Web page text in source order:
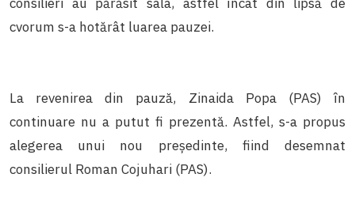
cvorum s-a hotărât luarea pauzei.
La revenirea din pauză, Zinaida Popa (PAS) în
continuare nu a putut fi prezentă. Astfel, s-a propus
alegerea unui nou președinte, fiind desemnat
consilierul Roman Cojuhari (PAS).